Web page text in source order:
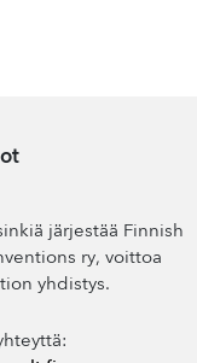
järjestää Finnish
ry, voittoa
yhdistys.